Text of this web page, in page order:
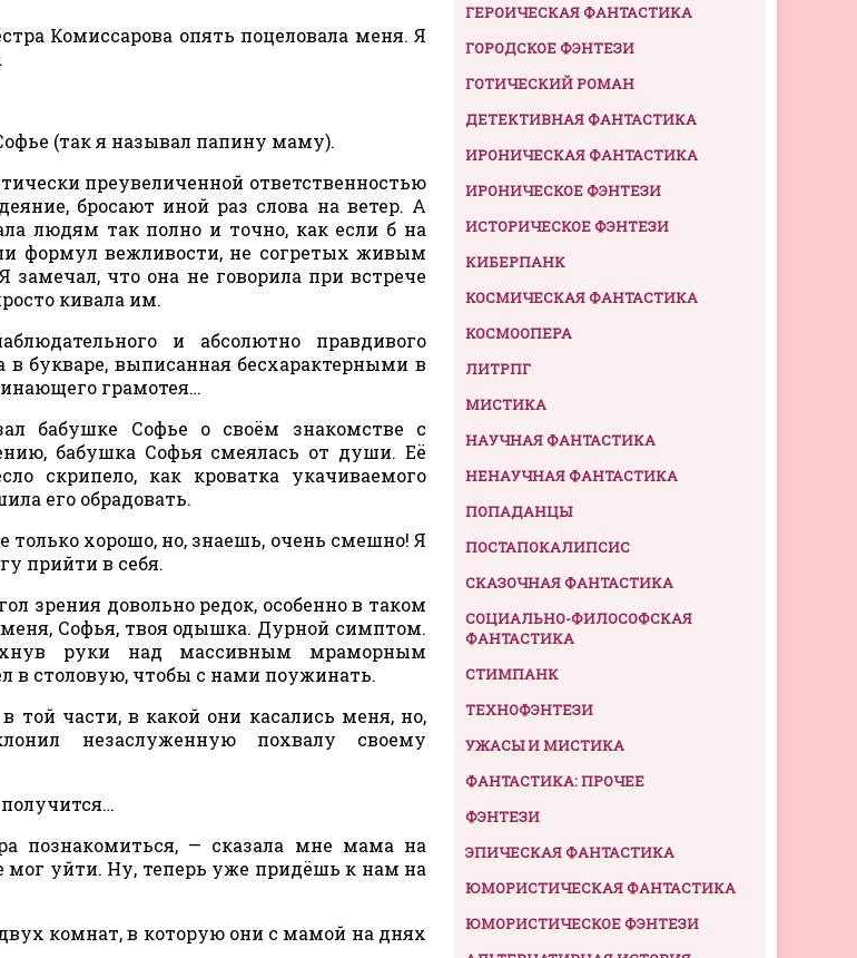
Комиссарова опять поцеловала меня. Я
(так я называл папину маму).
преувеличенной ответственностью
бросают иной раз слова на ветер. А
людям так полно и точно, как если б на
формул вежливости, не согретых живым
что она не говорила при встрече
кивала им.
и абсолютно правдивого
букваре, выписанная бесхарактерными в
грамотея…
бабушке Софье о своём знакомстве с
бабушка Софья смеялась от души. Её
скрипело, как кроватка укачиваемого
его обрадовать.
хорошо, но, знаешь, очень смешно! Я
прийти в себя.
зрения довольно редок, особенно в таком
Софья, твоя одышка. Дурной симптом.
руки над массивным мраморным
в столовую, чтобы с нами поужинать.
части, в какой они касались меня, но,
незаслуженную похвалу своему
познакомиться, — сказала мне мама на
мог уйти. Ну, теперь уже придёшь к нам на
комнат, в которую они с мамой на днях
ГЕРОИЧЕСКАЯ ФАНТАСТИКА
ГОРОДСКОЕ ФЭНТЕЗИ
ГОТИЧЕСКИЙ РОМАН
ДЕТЕКТИВНАЯ ФАНТАСТИКА
ИРОНИЧЕСКАЯ ФАНТАСТИКА
ИРОНИЧЕСКОЕ ФЭНТЕЗИ
ИСТОРИЧЕСКОЕ ФЭНТЕЗИ
КИБЕРПАНК
КОСМИЧЕСКАЯ ФАНТАСТИКА
КОСМООПЕРА
ЛИТРПГ
МИСТИКА
НАУЧНАЯ ФАНТАСТИКА
НЕНАУЧНАЯ ФАНТАСТИКА
ПОПАДАНЦЫ
ПОСТАПОКАЛИПСИС
СКАЗОЧНАЯ ФАНТАСТИКА
СОЦИАЛЬНО-ФИЛОСОФСКАЯ
ФАНТАСТИКА
СТИМПАНК
ТЕХНОФЭНТЕЗИ
УЖАСЫ И МИСТИКА
ФАНТАСТИКА: ПРОЧЕЕ
ФЭНТЕЗИ
ЭПИЧЕСКАЯ ФАНТАСТИКА
ЮМОРИСТИЧЕСКАЯ ФАНТАСТИКА
ЮМОРИСТИЧЕСКОЕ ФЭНТЕЗИ